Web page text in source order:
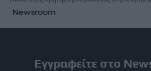
Newsroom
Εγγραφείτε στο